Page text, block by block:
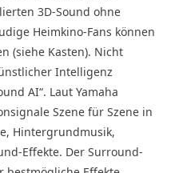
3D-Sound ohne
Heimkino-Fans können
(siehe Kasten). Nicht
Intelligenz
AI“. Laut Yamaha
Szene für Szene in
Hintergrundmusik,
Effekte. Der Surround-